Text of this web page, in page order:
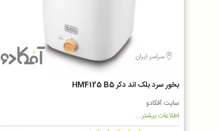
سراسر ایران
بخور سرد بلک اند دکر HM4125 B5
سایت آفکادو
اطلاعات بیشتر...